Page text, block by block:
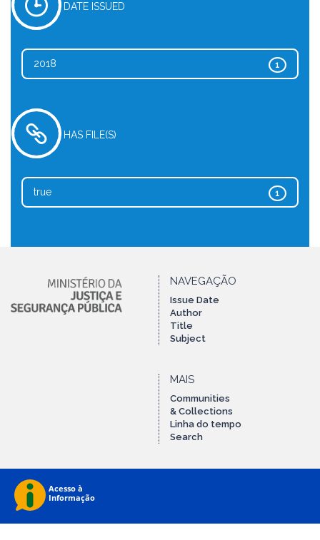
DATE ISSUED
1
2018
HAS FILE(S)
1
true
NAVEGAÇÃO
Issue Date
Author
Title
Subject
MAIS
Communities
& Collections
Linha do tempo
Search